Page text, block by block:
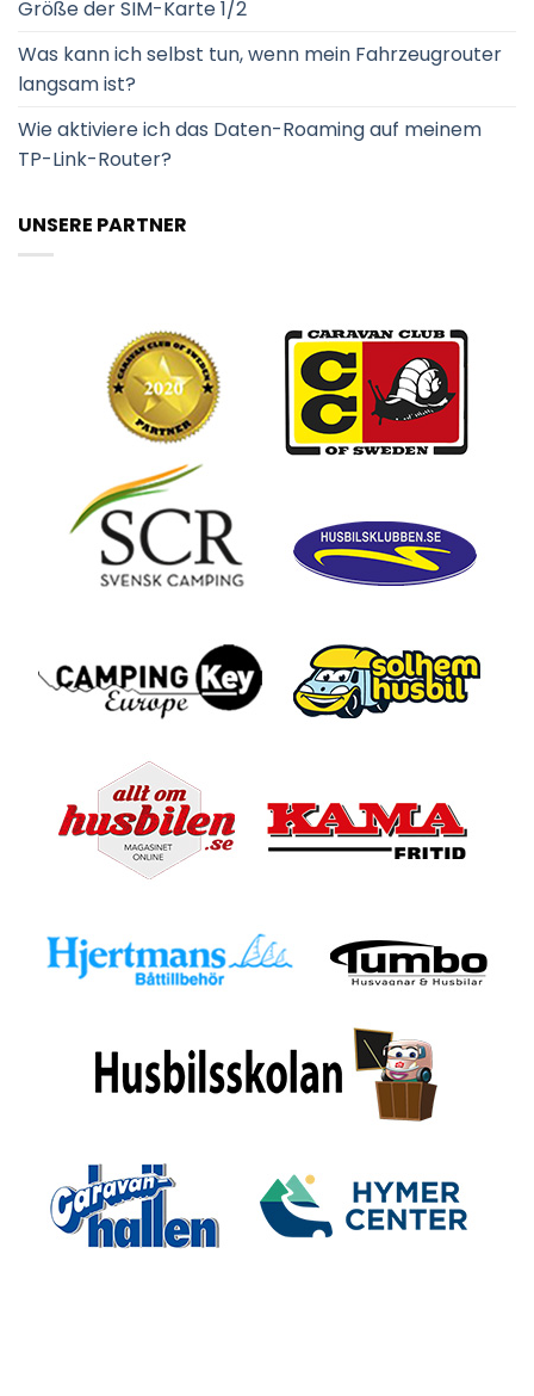
Größe der SIM-Karte 1/2
Was kann ich selbst tun, wenn mein Fahrzeugrouter
langsam ist?
Wie aktiviere ich das Daten-Roaming auf meinem
TP-Link-Router?
UNSERE PARTNER